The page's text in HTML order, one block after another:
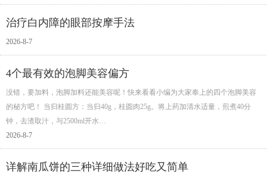
治疗白内障的眼部按摩手法
2026-8-7
4个最有效的泡脚美容偏方
没错，要加料，泡脚加料还能美容呢！快来看看小编为大家奉上的四个泡脚美容
的秘方吧！ 当归桂圆方：当归40g，桂圆肉25g。将上药加清水适量，煎煮40分
钟，去渣取汁，与2500ml开水…
2026-8-7
详解南瓜饼的三种详细做法好吃又简单